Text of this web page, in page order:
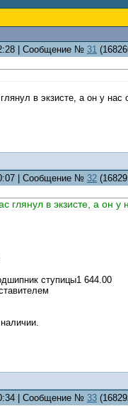
| Сообщение № 31
в экзисте, а он у
| Сообщение № 32
глянул в экзисте, а он
ступицы1 644.00
| Сообщение № 33